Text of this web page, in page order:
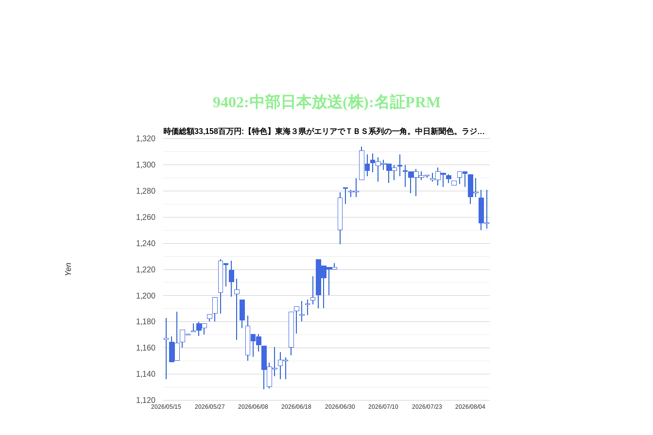
9402:中部日本放送(株):名証PRM
時価総額33,158百万円:【特色】東海３県がエリアでＴＢＳ系列の一角。中日新聞色。ラジ…
2026/05/15 2026/05/27 2026/06/08 2026/06/18 2026/06/30 2026/07/10 2026/07/23 2026/08/04
1,120
1,140
1,160
1,180
1,200
1,220
1,240
1,260
1,280
1,300
1,320
Yen